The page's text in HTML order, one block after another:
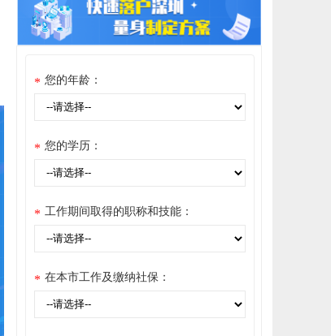
* 您的年龄：
* 您的学历：
* 工作期间取得的职称和技能：
* 在本市工作及缴纳社保：